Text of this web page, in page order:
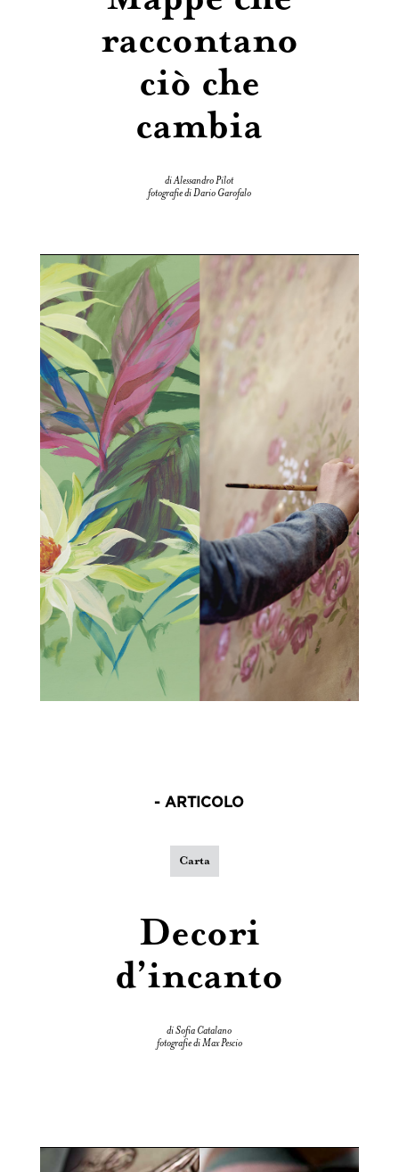
raccontano
ciò che
cambia
di Alessandro Pilot
fotografie di Dario Garofalo
- ARTICOLO
Carta
Decori
d’incanto
di Sofia Catalano
fotografie di Max Pescio